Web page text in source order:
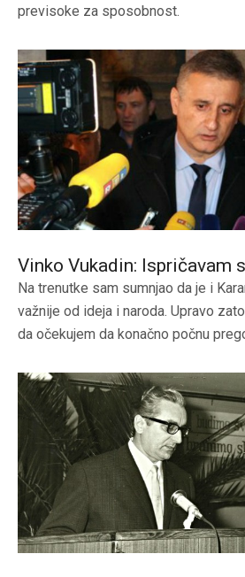
previsoke za sposobnost.
Vinko Vukadin: Ispričavam
Na trenutke sam sumnjao da je i
važnije od ideja i naroda. Upravo
da očekujem da konačno počnu